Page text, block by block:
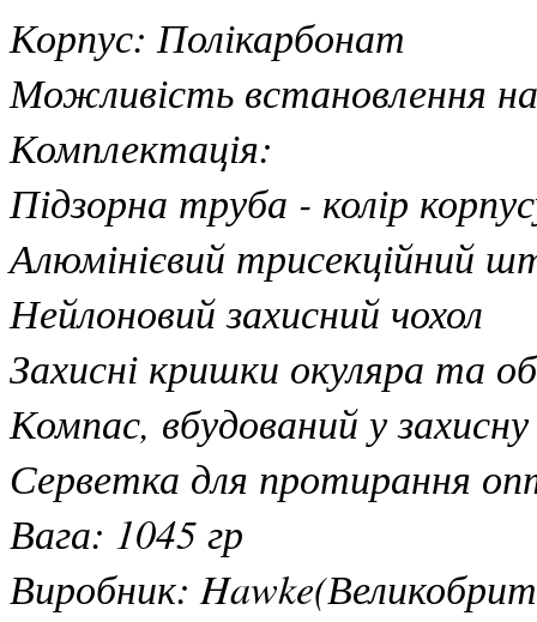
Корпус: Полікарбонат
Можливість встановлення
Комплектація:
Підзорна труба - колір
Алюмінієвий трисекційний
Нейлоновий захисний чохол
Захисні кришки окуляра та
Компас, вбудований у
Серветка для протирання
Вага: 1045 гр
Виробник: